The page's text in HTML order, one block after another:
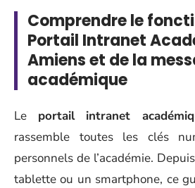
Comprendre le
Portail Intranet
Amiens et de la
académique
Le portail intranet
rassemble toutes les clés
personnels de l’académie.
tablette ou un smartphone, ce